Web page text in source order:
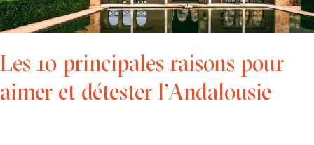
Les 10 principales raisons pour
aimer et détester l’Andalousie